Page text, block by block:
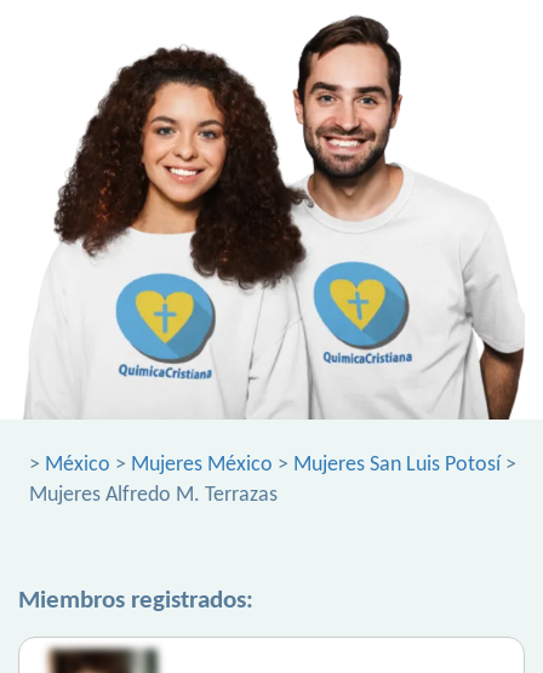
> México > Mujeres México > Mujeres San Luis Potosí >
Mujeres Alfredo M. Terrazas
Miembros registrados: